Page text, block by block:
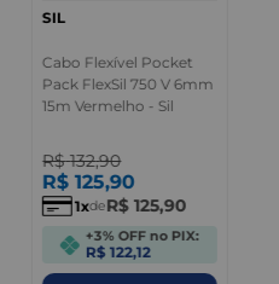
SIL
Cabo Flexível Pocket
Pack FlexSil 750 V 6mm
15m Vermelho - Sil
R$ 132,90
R$ 125,90
1 deR$ 125,90
+3% OFF no PIX:
R$ 122,12